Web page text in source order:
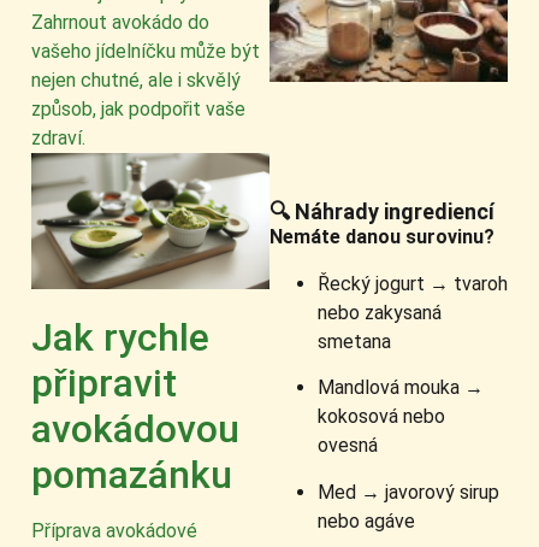
Zahrnout avokádo do
vašeho jídelníčku může být
nejen chutné, ale i skvělý
způsob, jak podpořit vaše
zdraví.
Jak rychle
připravit
avokádovou
pomazánku
Příprava avokádové
🔍 Náhrady ingrediencí
Nemáte danou surovinu?
Řecký jogurt → tvaroh
nebo zakysaná
smetana
Mandlová mouka →
kokosová nebo
ovesná
Med → javorový sirup
nebo agáve